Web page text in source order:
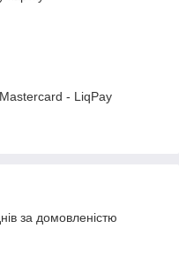
- LiqPay
за домовленістю